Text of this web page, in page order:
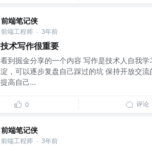
前端笔记侠
前端工程师 · 3年前
技术写作很重要
看到掘金分享的一个内容 写作是技术人自我
淀，可以逐步复盘自己踩过的坑 保持开放交
提高自己...
0 评论
前端笔记侠
前端工程师 · 3年前